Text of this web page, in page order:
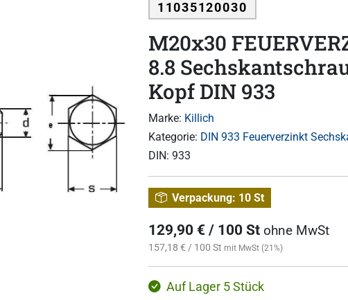
11035120030
M20x30
8.8
Kopf DIN 933
Marke: Killich
Kategorie: DIN 933 Feuerverzinkt
DIN: 933
Verpackung: 10 St
129,90 € / 100 St ohne MwSt
157,18 € / 100 St mit MwSt (21%)
Auf Lager 5 Stück